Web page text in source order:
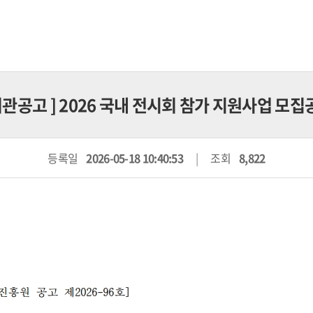
공고] 2026 국내 전시회 참가 지원사업 모집
등록일 2026-05-18 10:40:53 조회 8,822